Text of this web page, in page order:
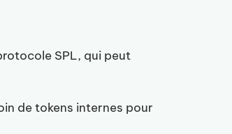
SPL, qui peut
de tokens internes pour